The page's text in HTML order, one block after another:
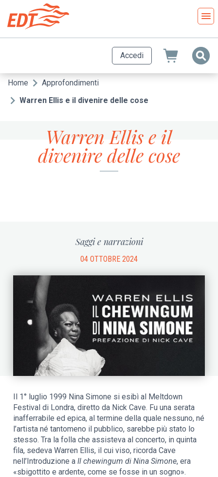
contenuto
principale
Accedi
Briciole
di
Home
Approfondimenti
Warren Ellis e il divenire delle cose
Warren Ellis e il
divenire delle cose
Saggi e narrazioni
04 OTTOBRE 2024
Il 1° luglio 1999 Nina Simone si esibì al Meltdown
Festival di Londra, diretto da Nick Cave. Fu una serata
inafferrabile ed epica, al termine della quale nessuno, né
l’artista né tantomeno il pubblico, sarebbe più stato lo
stesso. Tra la folla che assisteva al concerto, in quinta
fila, sedeva Warren Ellis, il cui viso, ricorda Cave
nell’Introduzione aIl chewingum di Nina Simone, era
«sbigottito e ardente, come se fosse in un sogno».